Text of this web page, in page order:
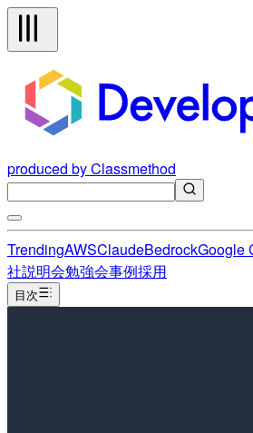
produced by Classmethod
TrendingAWSClaudeBedrockGoogle
社説明会勉強会事例採用
目次